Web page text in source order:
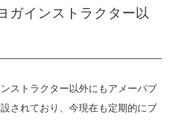
ガインストラクター以
ストラクター以外にもアメーバブ
されており、今現在も定期的にブ